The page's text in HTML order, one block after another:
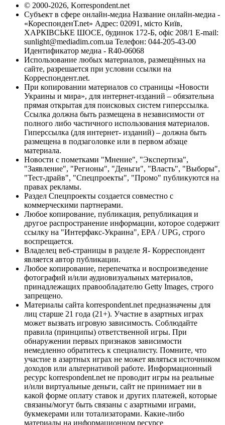
© 2000-2026, Korrespondent.net
Субъект в сфере онлайн-медиа Название онлайн-медиа -
«КореспонденТ.net» Адрес: 02091, місто Київ,
ХАРКІВСЬКЕ ШОСЕ, будинок 172-Б, офіс 208/1 E-mail:
sunlight@mediadim.com.ua Телефон: 044-205-43-00
Идентификатор медиа - R40-06068
Использование любых материалов, размещённых на
сайте, разрешается при условии ссылки на
Корреспондент.net.
При копировании материалов со страницы «Новости
Украины и мира», для интернет-изданий – обязательна
прямая открытая для поисковых систем гиперссылка.
Ссылка должна быть размещена в независимости от
полного либо частичного использования материалов.
Гиперссылка (для интернет- изданий) – должна быть
размещена в подзаголовке или в первом абзаце
материала.
Новости с пометками "Мнение", "Экспертиза",
"Заявление", "Регионы", "Деньги", "Власть", "Выборы",
"Тест-драйв", "Спецпроекты", "Промо" публикуются на
правах рекламы.
Раздел Спецпроекты создается совместно с
коммерческими партнерами.
Любое копирование, публикация, републикация и
другое распространение информации, которое содержит
ссылку на "Интерфакс-Украина", EPA / UPG, строго
воспрещается.
Владелец веб-страницы в разделе Я- Корреспондент
является автор публикации.
Любое копирование, перепечатка и воспроизведение
фотографий и/или аудиовизуальных материалов,
принадлежащих правообладателю Getty Images, строго
запрещено.
Материалы сайта korrespondent.net предназначены для
лиц старше 21 года (21+). Участие в азартных играх
может вызвать игровую зависимость. Соблюдайте
правила (принципы) ответственной игры. При
обнаружении первых признаков зависимости
немедленно обратитесь к специалисту. Помните, что
участие в азартных играх не может являться источником
доходов или альтернативой работе. Информационный
ресурс korrespondent.net не проводит игры на реальные
и/или виртуальные деньги, сайт не принимает ни в
какой форме оплату ставок и других платежей, которые
связаны/могут быть связаны с азартными играми,
букмекерами или тотализаторами. Какие-либо
материалы на информационном ресурсе